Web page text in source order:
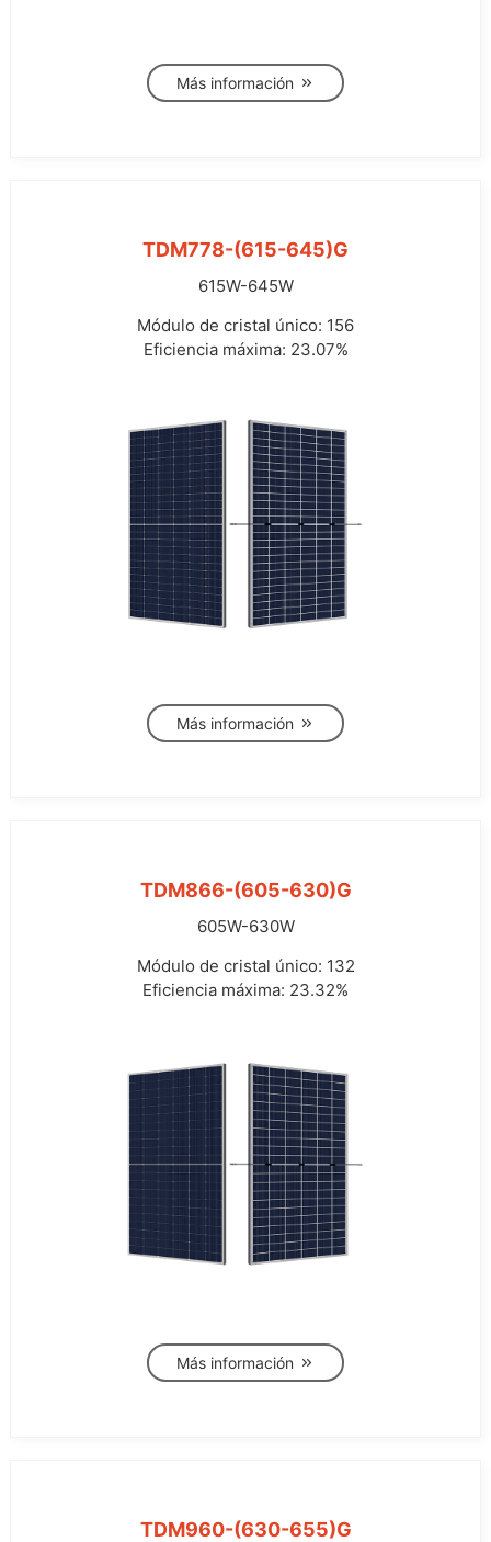
Más información
TDM778-(615-645)G
615W-645W
Módulo de cristal único: 156
Eficiencia máxima: 23.07%
Más información
TDM866-(605-630)G
605W-630W
Módulo de cristal único: 132
Eficiencia máxima: 23.32%
Más información
TDM960-(630-655)G